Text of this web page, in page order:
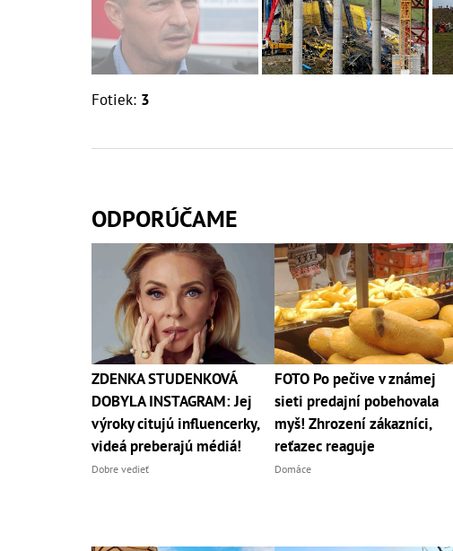
Fotiek: 3
ODPORÚČAME
ZDENKA STUDENKOVÁ
DOBYLA INSTAGRAM: Jej
výroky citujú influencerky,
videá preberajú médiá!
Dobre vedieť
FOTO Po pečive v známej
sieti predajní pobehovala
myš! Zhrození zákazníci,
reťazec reaguje
Domáce